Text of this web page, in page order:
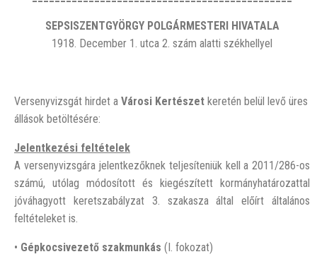
SEPSISZENTGYÖRGY POLGÁRMESTERI HIVATALA
1918. December 1. utca 2. szám alatti székhellyel
Versenyvizsgát hirdet a Városi Kertészet keretén belül levő üres
állások betöltésére:
Jelentkezési feltételek
A versenyvizsgára jelentkezőknek teljesíteniük kell a 2011/286-os
számú, utólag módosított és kiegészített kormányhatározattal
jóváhagyott keretszabályzat 3. szakasza által előírt általános
feltételeket is.
• Gépkocsivezető szakmunkás (I. fokozat)